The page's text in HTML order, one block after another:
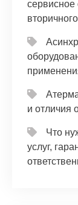
сервисное
и отличия
Что
услуг,